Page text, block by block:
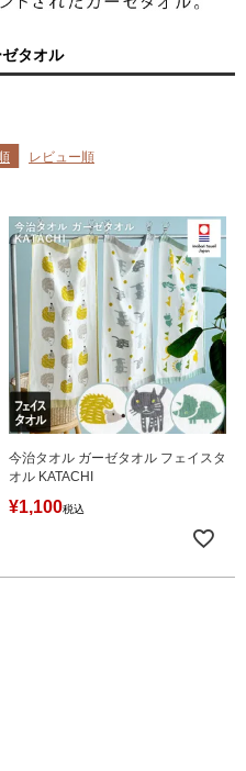
ゼタオル
レビュー順
今治タオル ガーゼタオル フェイスタ
オル KATACHI
¥1,100税込